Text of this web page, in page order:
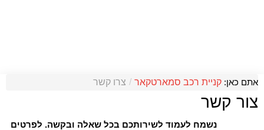
אתם כאן: קניית רכב סמארטקאר / צרו קשר
צור קשר
נשמח לעמוד לשירותכם בכל שאלה ובקשה. לפרטים